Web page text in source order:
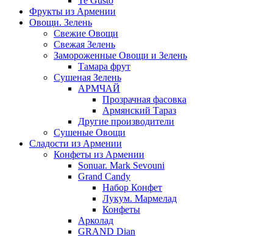
Фрукты из Армении
Овощи. Зелень
Свежие Овощи
Свежая Зелень
Замороженные Овощи и Зелень
Тамара фрут
Сушеная Зелень
АРМЧАЙ
Прозрачная фасовка
Армянский Тараз
Другие производители
Сушеные Овощи
Сладости из Армении
Конфеты из Армении
Sonuar. Mark Sevouni
Grand Candy
Набор Конфет
Лукум. Мармелад
Конфеты
Арколад
GRAND Dian